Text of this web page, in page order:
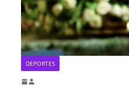
DEPORTES